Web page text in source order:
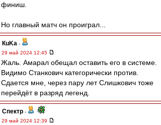
финиш.
Но главный матч он проиграл...
КuKa -
29 май 2024 12:45
Жаль. Амарал обещал оставить его в системе.
Видимо Станкович категорически против.
Сдается мне, через пару лет Слишкович тоже
перейдёт в разряд легенд.
Спектр -
29 май 2024 12:39